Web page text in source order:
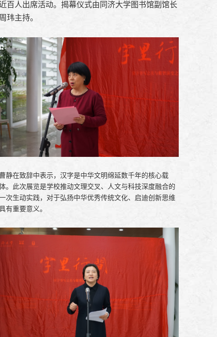
百人出席活动。揭幕仪式由同济大学图书馆副馆长
玮主持。
静在致辞中表示，汉字是中华文明绵延数千年的核心载
。此次展览是学校推动文理交叉、人文与科技深度融合的
次生动实践，对于弘扬中华优秀传统文化、启迪创新思维
有重要意义。